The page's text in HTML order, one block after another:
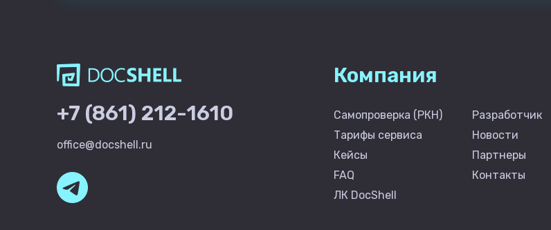
+7 (861) 212-1610
office@docshell.ru
Компания
Самопроверка (РКН)
Тарифы сервиса
Кейсы
FAQ
ЛК DocShell
Разработчик
Новости
Партнеры
Контакты